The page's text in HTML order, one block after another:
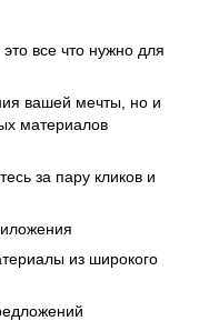
все что нужно для
вашей мечты, но и
материалов
за пару кликов и
из широкого